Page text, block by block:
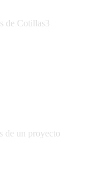
de Cotillas3
de un proyecto